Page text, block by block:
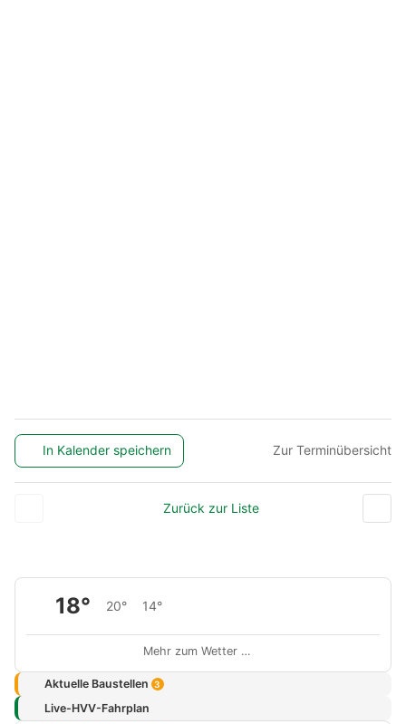
In Kalender speichern Zur Terminübersicht
Zurück zur Liste
18° 20° 14°
Mehr zum Wetter …
Aktuelle Baustellen 3
Live-HVV-Fahrplan